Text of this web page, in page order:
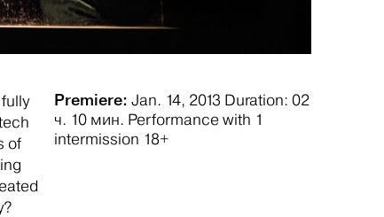
of
Premiere: Jan. 14, 2013 Duration: 02
ч. 10 мин. Performance with 1
intermission 18+